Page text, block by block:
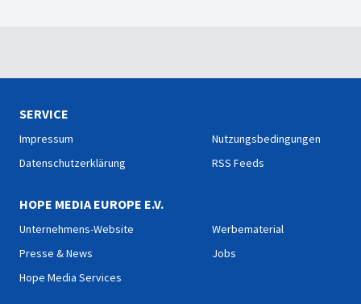
SERVICE
Impressum
Datenschutzerklärung
Nutzungsbedingungen
RSS Feeds
HOPE MEDIA EUROPE E.V.
Unternehmens-Website
Presse & News
Hope Media Services
Werbematerial
Jobs